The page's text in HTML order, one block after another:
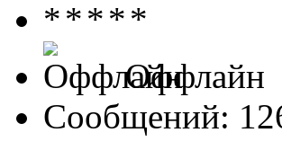
Оффлайн
Сообщений: